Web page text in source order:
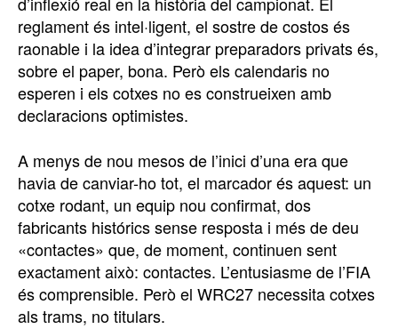
reglament és intel·ligent, el sostre de costos és
raonable i la idea d’integrar preparadors privats és,
sobre el paper, bona. Però els calendaris no
esperen i els cotxes no es construeixen amb
declaracions optimistes.
A menys de nou mesos de l’inici d’una era que
havia de canviar-ho tot, el marcador és aquest: un
cotxe rodant, un equip nou confirmat, dos
fabricants histórics sense resposta i més de deu
«contactes» que, de moment, continuen sent
exactament això: contactes. L’entusiasme de l’FIA
és comprensible. Però el WRC27 necessita cotxes
als trams, no titulars.